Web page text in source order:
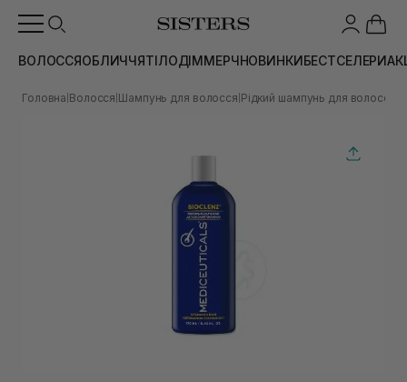
ВОЛОССЯОБЛИЧЧЯТІЛОДІММЕРЧНОВИНКИБЕСТСЕЛЕРИ
Головна Волосся Шампунь для волосся Рідкий шампунь для волосся